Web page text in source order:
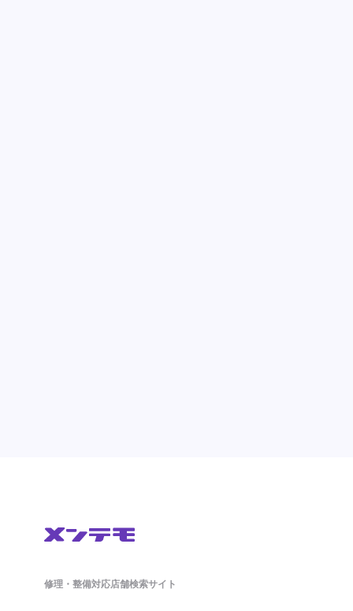
修理・整備対応店舗検索サイト